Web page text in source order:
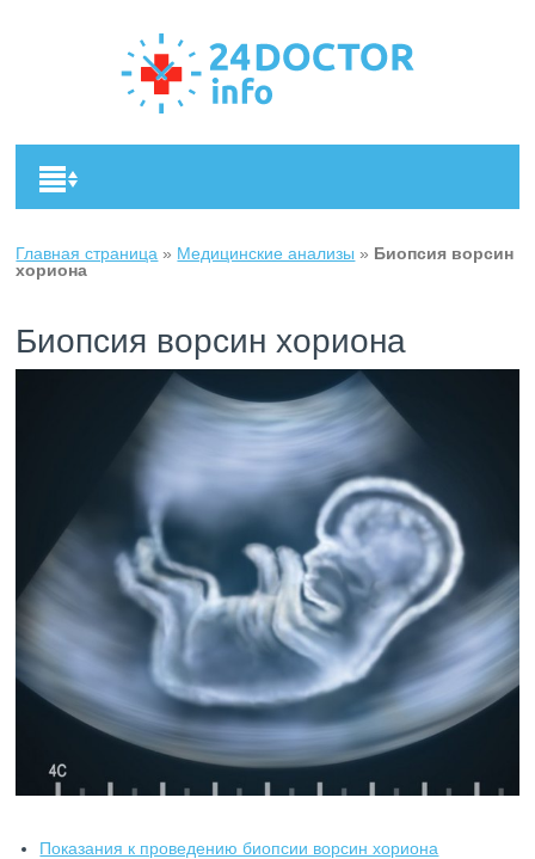
Главная страница » Медицинские анализы » Биопсия ворсин
хориона
Биопсия ворсин хориона
Показания к проведению биопсии ворсин хориона